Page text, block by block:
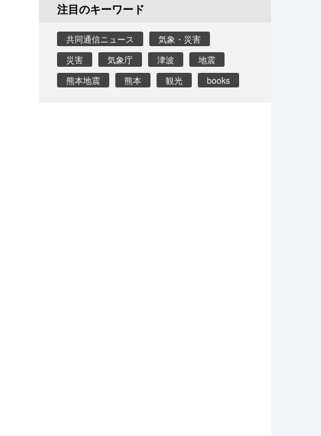
注目のキーワード
共同通信ニュース
気象・災害
災害
気象庁 津波
地震
熊本地震
熊本 観光 books